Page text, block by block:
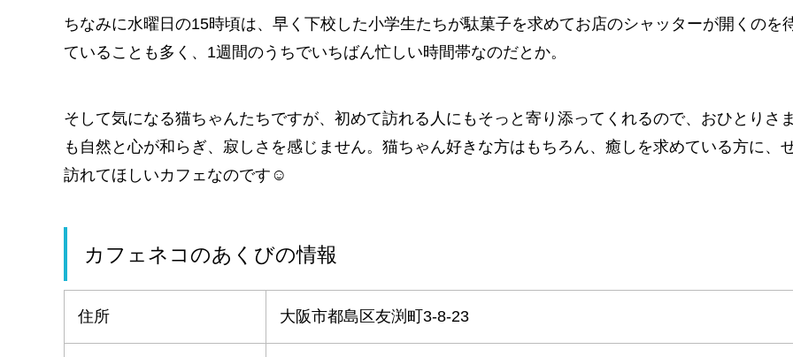
ちなみに水曜日の15時頃は、早く下校した小学生たちが駄菓子を求めてお店のシャッターが開くのを
ていることも多く、1週間のうちでいちばん忙しい時間帯なのだとか。
そして気になる猫ちゃんたちですが、初めて訪れる人にもそっと寄り添ってくれるので、おひとりさ
も自然と心が和らぎ、寂しさを感じません。猫ちゃん好きな方はもちろん、癒しを求めている方に、
訪れてほしいカフェなのです☺
カフェネコのあくびの情報
住所 大阪市都島区友渕町3-8-23